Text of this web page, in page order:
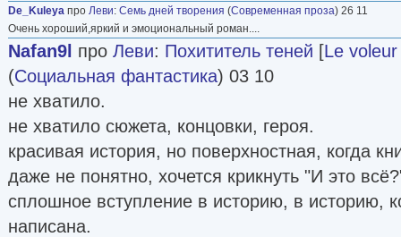
De_Kuleya про Леви: Семь дней творения (Современная проза) 26 11
Очень хороший,яркий и эмоциональный роман....
Nafan9l про Леви: Похититель теней [Le
(Социальная фантастика) 03 10
не хватило.
не хватило сюжета, концовки, героя.
красивая история, но поверхностная, когда
даже не понятно, хочется крикнуть "И это
сплошное вступление в историю, в историю,
написана.